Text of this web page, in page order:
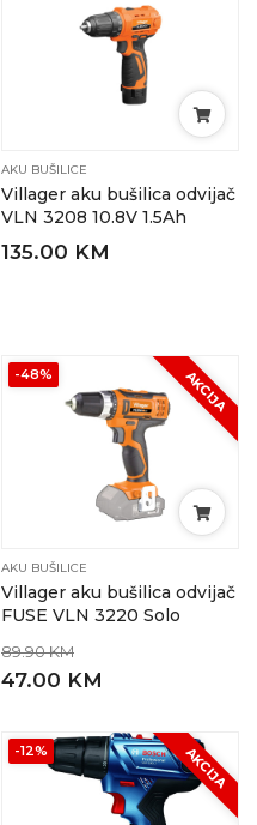
AKU BUŠILICE
Villager aku bušilica odvijač
VLN 3208 10.8V 1.5Ah
135.00 KM
-48% AKCIJA
AKU BUŠILICE
Villager aku bušilica odvijač
FUSE VLN 3220 Solo
89.90 KM
47.00 KM
-12% AKCIJA